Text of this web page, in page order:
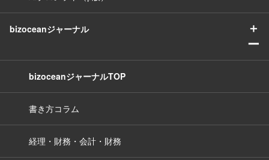
bizoceanジャーナル
＋
ー
bizoceanジャーナルTOP
書き方コラム
経理・財務・会計・財務